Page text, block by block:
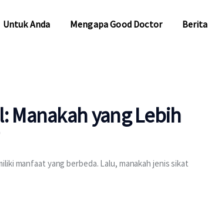
Untuk Anda Mengapa Good Doctor Berita
Manakah yang Lebih
manfaat yang berbeda. Lalu, manakah jenis sikat